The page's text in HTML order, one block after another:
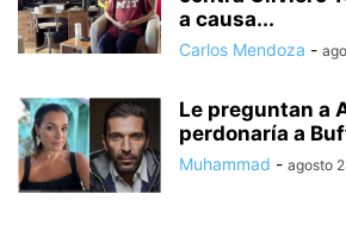
a causa...
Carlos Mendoza -
Le preguntan a
perdonaría a
Muhammad - agosto